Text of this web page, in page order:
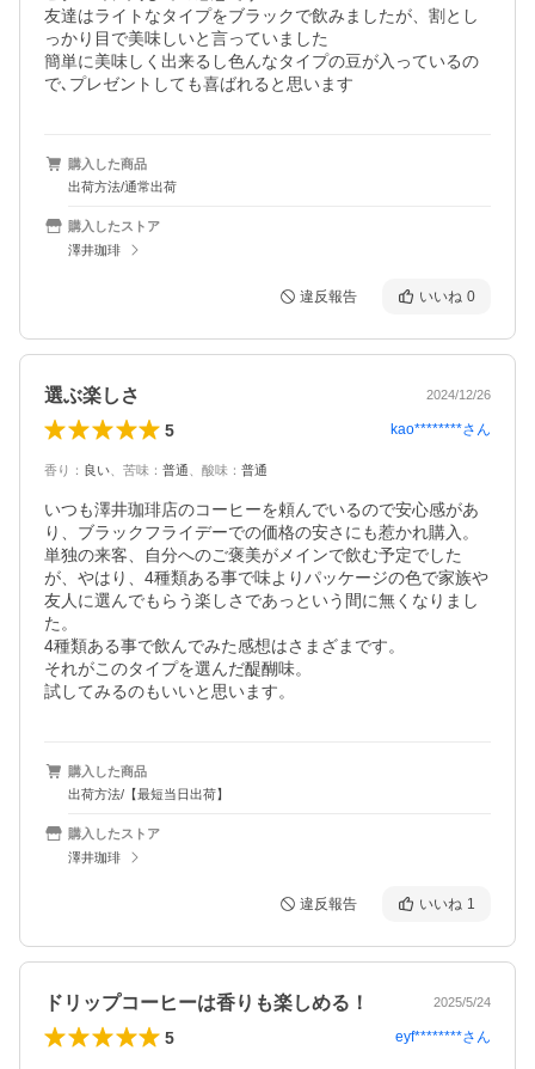
友達はライトなタイプをブラックで飲みましたが、割とし
っかり目で美味しいと言っていました
簡単に美味しく出来るし色んなタイプの豆が入っているの
で､プレゼントしても喜ばれると思います
購入した商品
出荷方法/通常出荷
購入したストア
澤井珈琲
違反報告 いいね 0
選ぶ楽しさ 2024/12/26
5 kao********さん
香り ： 良い 苦味 ： 普通 酸味 ： 普通
いつも澤井珈琲店のコーヒーを頼んでいるので安心感があ
り、ブラックフライデーでの価格の安さにも惹かれ購入。
単独の来客、自分へのご褒美がメインで飲む予定でした
が、やはり、4種類ある事で味よりパッケージの色で家族や
友人に選んでもらう楽しさであっという間に無くなりまし
た。
4種類ある事で飲んでみた感想はさまざまです。
それがこのタイプを選んだ醍醐味。
試してみるのもいいと思います。
購入した商品
出荷方法/【最短当日出荷】
購入したストア
澤井珈琲
違反報告 いいね 1
ドリップコーヒーは香りも楽しめる！ 2025/5/24
5 eyf********さん